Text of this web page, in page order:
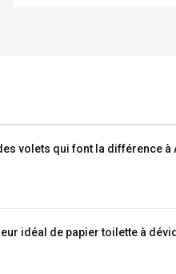
volets qui font la différence à
idéal de papier toilette à